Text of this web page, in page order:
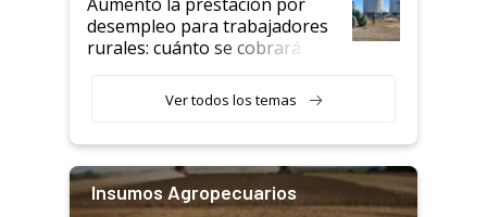
desempleo para trabajadores
rurales: cuánto se cobrará
Ver todos los temas
Insumos Agropecuarios